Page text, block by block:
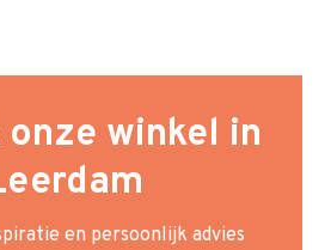
winkel in
en persoonlijk advies